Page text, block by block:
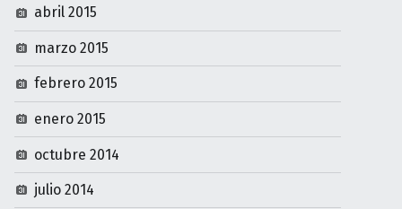
abril 2015
marzo 2015
febrero 2015
enero 2015
octubre 2014
julio 2014